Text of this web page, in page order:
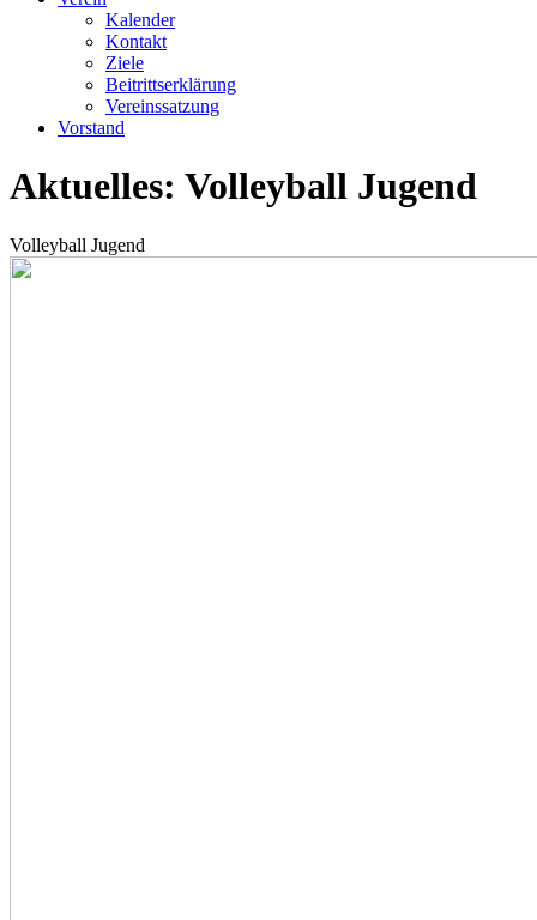
Kalender
Kontakt
Ziele
Beitrittserklärung
Vereinssatzung
Vorstand
Aktuelles: Volleyball Jugend
Volleyball Jugend